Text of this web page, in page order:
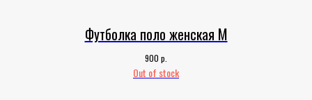
Футболка поло женская M
900 р.
Out of stock